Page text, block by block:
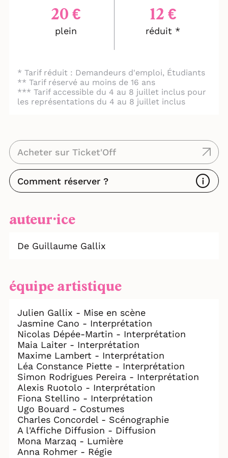
20 €
plein
12 €
réduit *
* Tarif réduit : Demandeurs d'emploi, Étudiants
** Tarif réservé au moins de 16 ans
*** Tarif accessible du 4 au 8 juillet inclus pour
les représentations du 4 au 8 juillet inclus
Acheter sur Ticket'Off
Comment réserver ?
auteur⸱ice
De Guillaume Gallix
équipe artistique
Julien Gallix - Mise en scène
Jasmine Cano - Interprétation
Nicolas Dépée-Martin - Interprétation
Maia Laiter - Interprétation
Maxime Lambert - Interprétation
Léa Constance Piette - Interprétation
Simon Rodrigues Pereira - Interprétation
Alexis Ruotolo - Interprétation
Fiona Stellino - Interprétation
Ugo Bouard - Costumes
Charles Concordel - Scénographie
A l'Affiche Diffusion - Diffusion
Mona Marzaq - Lumière
Anna Rohmer - Régie